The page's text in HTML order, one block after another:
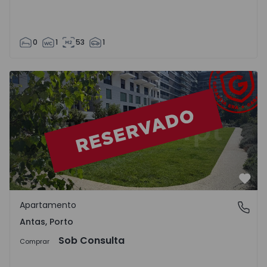
0 1 53 1
Apartamento T1 Porto, Campanhã - 1507099 - 9
Antas, Porto
Apartamento
Antas, Porto
Comprar Sob Consulta